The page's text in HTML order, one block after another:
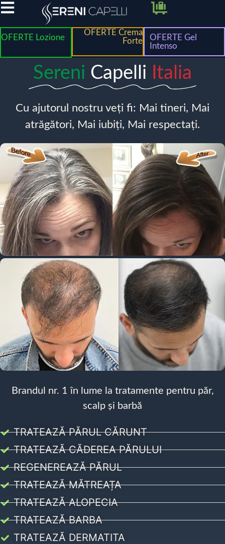
OFERTE Lozione
OFERTE Crema
Forte
OFERTE Gel
Intenso
Sereni Capelli Italia
Cu ajutorul nostru veți fi: Mai tineri, Mai
atrăgători, Mai iubiți, Mai respectați.
Brandul nr. 1 în lume la tratamente pentru păr,
scalp și barbă
TRATEAZĂ PĂRUL CĂRUNT
TRATEAZĂ CĂDEREA PĂRULUI
REGENEREAZĂ PĂRUL
TRATEAZĂ MĂTREAȚA
TRATEAZĂ ALOPECIA
TRATEAZĂ BARBA
TRATEAZĂ DERMATITA